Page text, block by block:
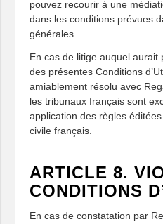
pouvez recourir à une
dans les conditions prévues
générales.
En cas de litige auquel aurait
des présentes Conditions
amiablement résolu avec
les tribunaux français sont
application des règles
civile français.
ARTICLE 8.
CONDITIONS
En cas de constatation par